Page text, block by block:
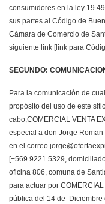
consumidores en la ley
sus partes al Código de
Cámara de Comercio de
siguiente link [link para
SEGUNDO:
Para la comunicación de
propósito del uso de este
cabo,COMERCIAL VENTA
especial a don Jorge
en el correo
[+569 9221 5329,
oficina 806, comuna de
para actuar por
pública del 14 de Diciembre